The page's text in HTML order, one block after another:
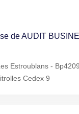
de AUDIT
Estroublans -
Cedex 9